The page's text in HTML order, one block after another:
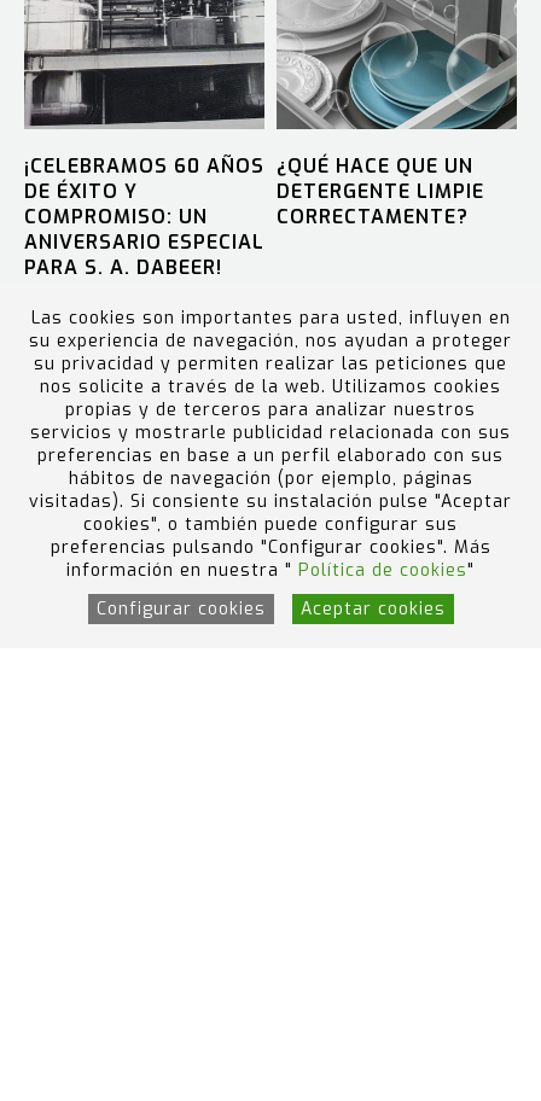
¡CELEBRAMOS 60 AÑOS
DE ÉXITO Y
COMPROMISO: UN
ANIVERSARIO ESPECIAL
PARA S. A. DABEER!
¿QUÉ HACE QUE UN
DETERGENTE LIMPIE
CORRECTAMENTE?
MÁS NOTICIAS
Las cookies son importantes para usted, influyen en
su experiencia de navegación, nos ayudan a proteger
su privacidad y permiten realizar las peticiones que
nos solicite a través de la web. Utilizamos cookies
propias y de terceros para analizar nuestros
servicios y mostrarle publicidad relacionada con sus
preferencias en base a un perfil elaborado con sus
hábitos de navegación (por ejemplo, páginas
visitadas). Si consiente su instalación pulse "Aceptar
cookies", o también puede configurar sus
preferencias pulsando "Configurar cookies". Más
información en nuestra " Política de cookies"
Configurar cookies
Aceptar cookies